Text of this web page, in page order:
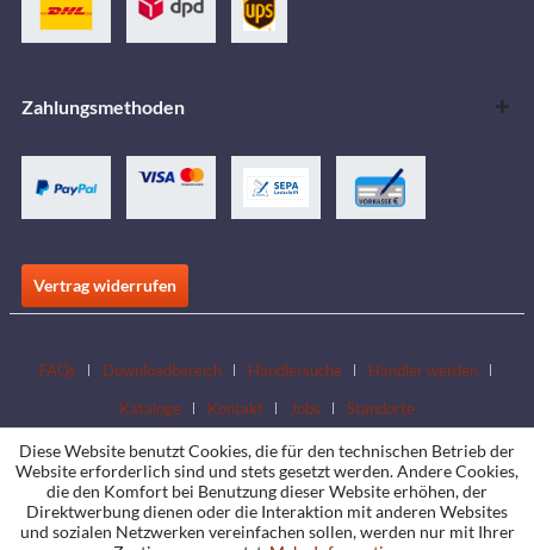
Zahlungsmethoden
Vertrag widerrufen
FAQs Downloadbereich Händlersuche
Händler werden
Kataloge
Kontakt Jobs Standorte
Diese Website benutzt Cookies, die für den technischen Betrieb der
Website erforderlich sind und stets gesetzt werden. Andere Cookies,
die den Komfort bei Benutzung dieser Website erhöhen, der
Direktwerbung dienen oder die Interaktion mit anderen Websites
und sozialen Netzwerken vereinfachen sollen, werden nur mit Ihrer